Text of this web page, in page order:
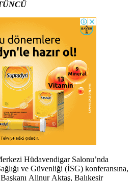
Hüdavendigar Salonu’nda
ve Güvenliği (İSG) konferansına,
Alinur Aktaş, Balıkesir